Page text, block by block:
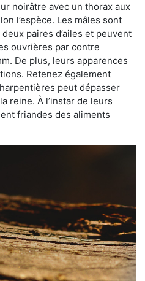
noirâtre avec un thorax aux
l’espèce. Les mâles sont
paires d’ailes et peuvent
ouvrières par contre
De plus, leurs apparences
Retenez également
peut dépasser
reine. À l’instar de leurs
friandes des aliments